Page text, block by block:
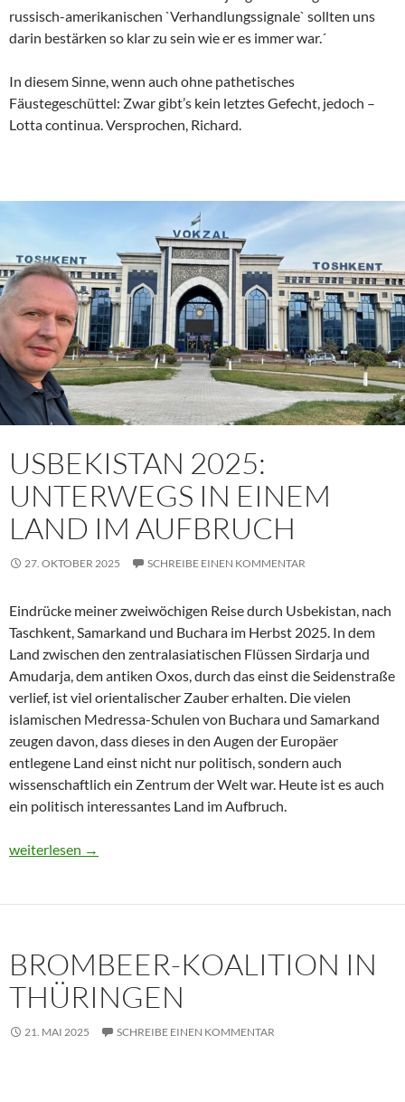
russisch-amerikanischen `Verhandlungssignale` sollten uns
darin bestärken so klar zu sein wie er es immer war.´
In diesem Sinne, wenn auch ohne pathetisches
Fäustegeschüttel: Zwar gibt’s kein letztes Gefecht, jedoch –
Lotta continua. Versprochen, Richard.
USBEKISTAN 2025:
UNTERWEGS IN EINEM
LAND IM AUFBRUCH
27. OKTOBER 2025 SCHREIBE EINEN KOMMENTAR
Eindrücke meiner zweiwöchigen Reise durch Usbekistan, nach
Taschkent, Samarkand und Buchara im Herbst 2025. In dem
Land zwischen den zentralasiatischen Flüssen Sirdarja und
Amudarja, dem antiken Oxos, durch das einst die Seidenstraße
verlief, ist viel orientalischer Zauber erhalten. Die vielen
islamischen Medressa-Schulen von Buchara und Samarkand
zeugen davon, dass dieses in den Augen der Europäer
entlegene Land einst nicht nur politisch, sondern auch
wissenschaftlich ein Zentrum der Welt war. Heute ist es auch
ein politisch interessantes Land im Aufbruch.
Usbekistan 2025: Unterwegs in einem Land im Aufbruch
weiterlesen →
BROMBEER-KOALITION IN
THÜRINGEN
21. MAI 2025 SCHREIBE EINEN KOMMENTAR